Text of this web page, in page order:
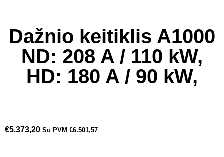
Dažnio keitiklis A1000
ND: 208 A / 110 kW,
HD: 180 A / 90 kW,
€5.373,20 Su PVM €6.501,57